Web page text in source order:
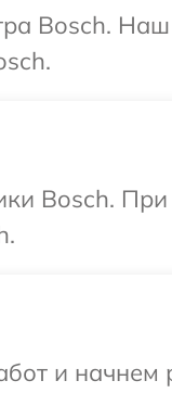
Bosch. Наш
Bosch.
и начнем